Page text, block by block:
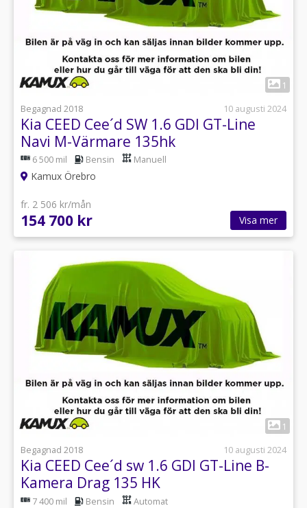
1
Begagnad 2018
10 augusti 2024
Kia CEED Cee´d SW 1.6 GDI GT-Line
Navi M-Värmare 135hk
6 500 mil Bensin Manuell
Kamux Örebro
fr. 2 506 kr/mån
154 700 kr Visa mer
1
Begagnad 2018
10 augusti 2024
Kia CEED Cee´d sw 1.6 GDI GT-Line B-
Kamera Drag 135 HK
7 400 mil Bensin Automat